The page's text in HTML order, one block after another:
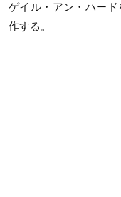
ゲイル・アン・ハー
作する。